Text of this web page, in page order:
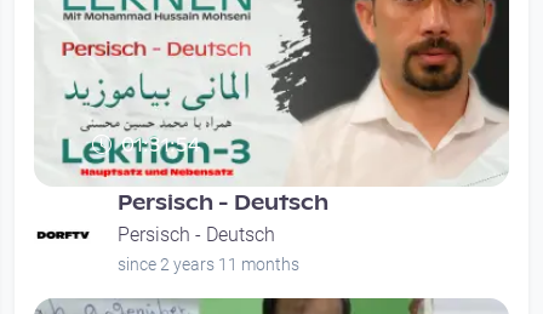
01:31:54
Persisch - Deutsch
Persisch - Deutsch
since 2 years 11 months